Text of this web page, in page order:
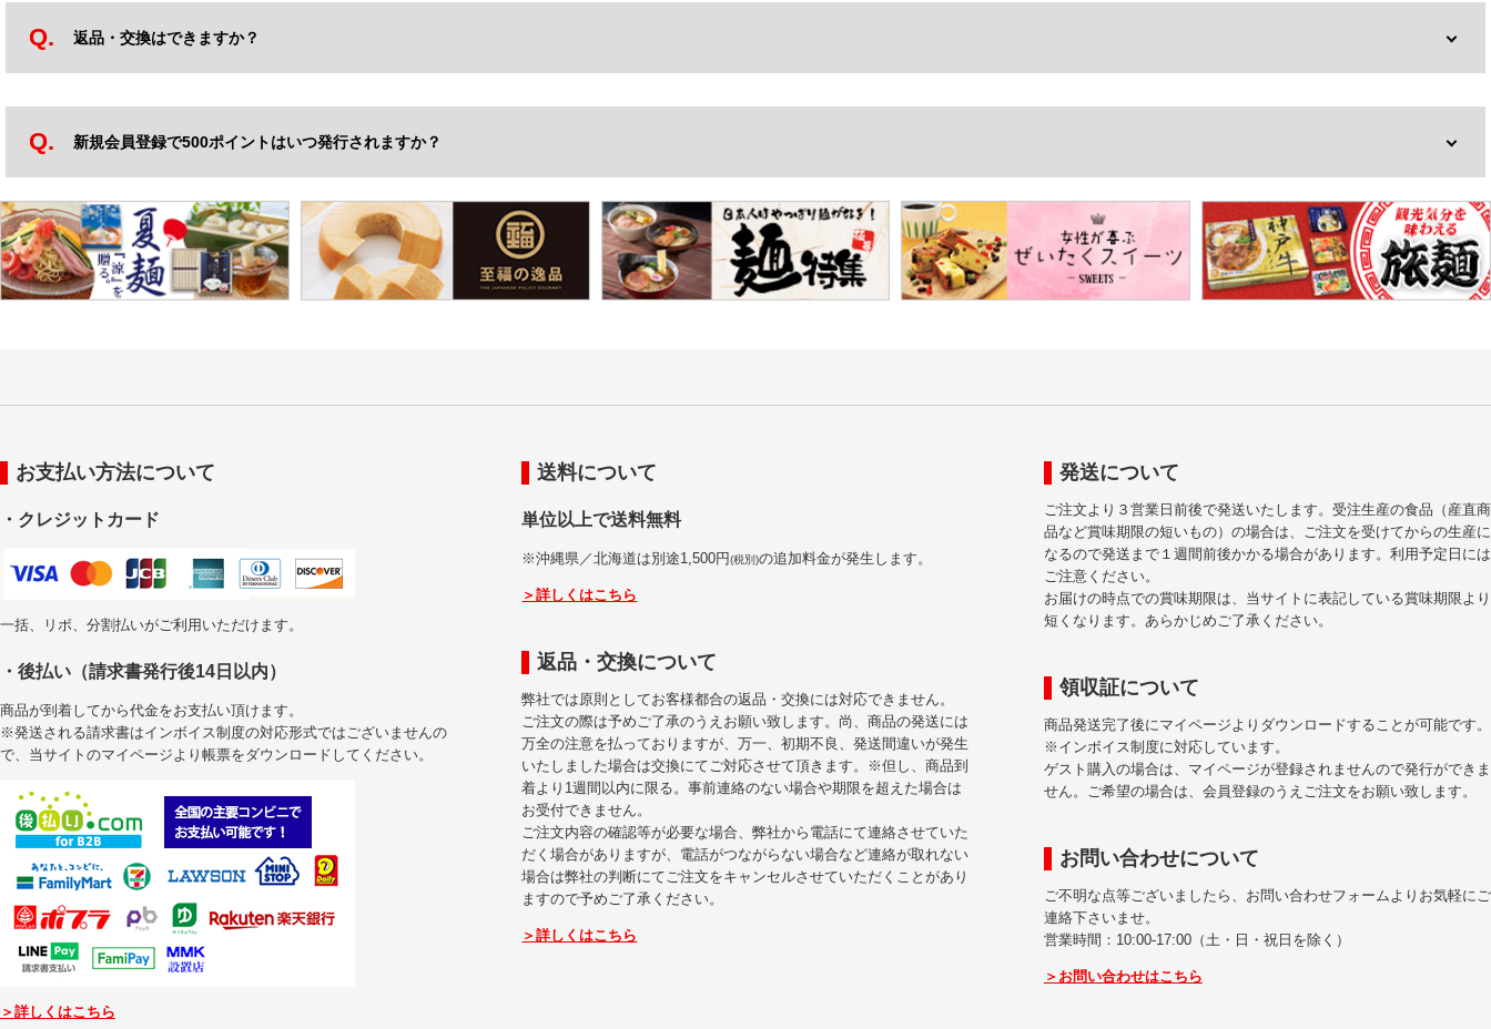
返品・交換はできますか？
新規会員登録で500ポイントはいつ発行されますか？
お支払い方法について
・クレジットカード
一括、リボ、分割払いがご利用いただけます。
・後払い（請求書発行後14日以内）
商品が到着してから代金をお支払い頂けます。
※発送される請求書はインボイス制度の対応形式ではございませんの
で、当サイトのマイページより帳票をダウンロードしてください。
＞詳しくはこちら
送料について
単位以上で送料無料
※沖縄県／北海道は別途1,500円(税別)の追加料金が発生します。
＞詳しくはこちら
返品・交換について
弊社では原則としてお客様都合の返品・交換には対応できません。
ご注文の際は予めご了承のうえお願い致します。尚、商品の発送には
万全の注意を払っておりますが、万一、初期不良、発送間違いが発生
いたしました場合は交換にてご対応させて頂きます。※但し、商品到
着より1週間以内に限る。事前連絡のない場合や期限を超えた場合は
お受付できません。
ご注文内容の確認等が必要な場合、弊社から電話にて連絡させていた
だく場合がありますが、電話がつながらない場合など連絡が取れない
場合は弊社の判断にてご注文をキャンセルさせていただくことがあり
ますので予めご了承ください。
＞詳しくはこちら
発送について
ご注文より３営業日前後で発送いたします。受注生産の食品（産直商
品など賞味期限の短いもの）の場合は、ご注文を受けてからの生産に
なるので発送まで１週間前後かかる場合があります。利用予定日には
ご注意ください。
お届けの時点での賞味期限は、当サイトに表記している賞味期限より
短くなります。あらかじめご了承ください。
領収証について
商品発送完了後にマイページよりダウンロードすることが可能です。
※インボイス制度に対応しています。
ゲスト購入の場合は、マイページが登録されませんので発行ができま
せん。ご希望の場合は、会員登録のうえご注文をお願い致します。
お問い合わせについて
ご不明な点等ございましたら、お問い合わせフォームよりお気軽にご
連絡下さいませ。
営業時間：10:00-17:00（土・日・祝日を除く）
＞お問い合わせはこちら